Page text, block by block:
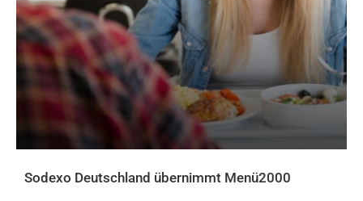
Sodexo Deutschland übernimmt Menü2000